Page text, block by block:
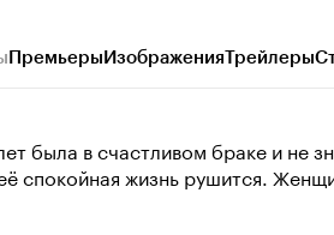
ПремьерыИзображенияТрейлеры
была в счастливом браке и не
спокойная жизнь рушится.